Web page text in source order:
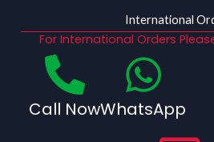
International
For International Orders
Call NowWhatsApp